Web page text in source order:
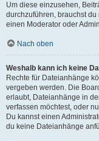
Um diese einzusehen,
durchzuführen, brauchst
einen Moderator oder
Nach oben
Weshalb kann ich keine
Rechte für Dateianhänge
vergeben werden. Die
erlaubt, Dateianhänge in
verfassen möchtest, oder
Du kannst einen
du keine Dateianhänge